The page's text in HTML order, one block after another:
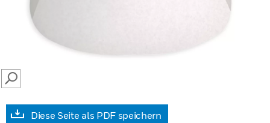
SEARCH
Diese Seite als PDF speichern